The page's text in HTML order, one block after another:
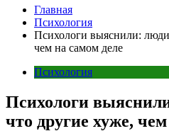
Главная
Психология
Психологи выяснили:
чем на самом деле
Психология
Психологи
что другие хуже,